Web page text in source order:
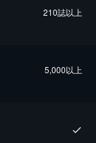
210誌以上
5,000以上